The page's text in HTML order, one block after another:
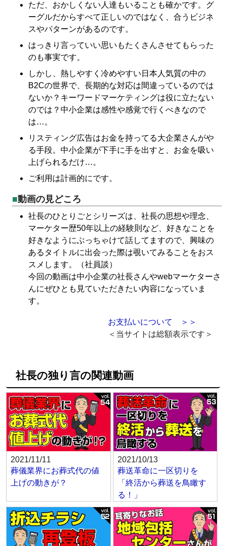
ただ、おかしくない人達もいることも確かです。グ
ーグルだからすべて正しいのではなく、合うビジネ
スやパターンがあるのです。
はっきり言っていい思いもたくさんさせてもらった
のも事実です。
しかし、熱しやすく冷めやすい日本人気質の中の
B2Cの世界で、長期的な対応は間違っているのでは
ないか？キーワードマーケティングは役に立たない
のでは？中小企業は感性や感覚で行くべきなので
は…。
リスティング広告はお金を持ってる大企業さんがや
る手段。中小企業が下手に手を出すと、お金を吸い
上げられるだけ…。
ご利用は計画的にです。
動画の見どころ
社長のひとりごとシリーズは、社長の思想や理念、
マーケター歴50年以上の経験則など、好きなことを
好きなようにぶっちゃけて話してますので、興味の
あるタイトルに出会った際は覗いてみることをおス
スメします。（社員談）
今回の動画は中小企業の社長さんやwebマーケターさ
んにぜひとも見ていただきたい内容になっていま
す。
お支払いについて ＞＞
＜当サイトは総額表示です＞
社長の独り言の関連動画
2021/11/11
葬儀業界にお葬式代の値
上げの動きが？
2021/10/13
葬送革命に一区切りを
「終活から葬送を鳥瞰す
る！」